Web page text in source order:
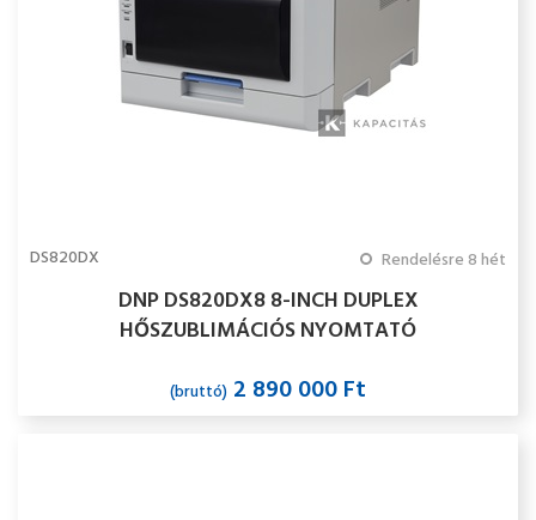
DS820DX Rendelésre 8 hét
DNP DS820DX8 8-INCH DUPLEX
HŐSZUBLIMÁCIÓS NYOMTATÓ
(bruttó) 2 890 000 Ft